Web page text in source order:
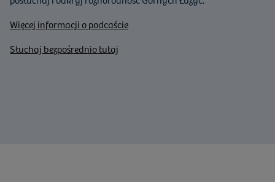
Więcej informacji o podcaście
Słuchaj bezpośrednio tutaj